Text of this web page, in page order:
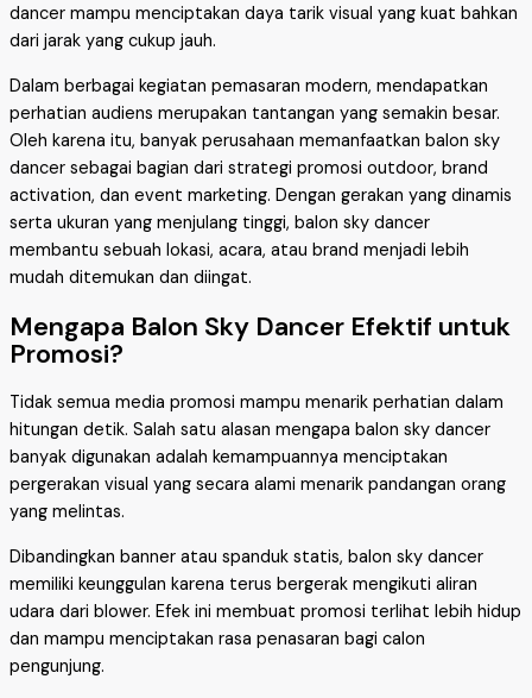
dancer mampu menciptakan daya tarik visual yang kuat bahkan
dari jarak yang cukup jauh.
Dalam berbagai kegiatan pemasaran modern, mendapatkan
perhatian audiens merupakan tantangan yang semakin besar.
Oleh karena itu, banyak perusahaan memanfaatkan balon sky
dancer sebagai bagian dari strategi promosi outdoor, brand
activation, dan event marketing. Dengan gerakan yang dinamis
serta ukuran yang menjulang tinggi, balon sky dancer
membantu sebuah lokasi, acara, atau brand menjadi lebih
mudah ditemukan dan diingat.
Mengapa Balon Sky Dancer Efektif untuk
Promosi?
Tidak semua media promosi mampu menarik perhatian dalam
hitungan detik. Salah satu alasan mengapa balon sky dancer
banyak digunakan adalah kemampuannya menciptakan
pergerakan visual yang secara alami menarik pandangan orang
yang melintas.
Dibandingkan banner atau spanduk statis, balon sky dancer
memiliki keunggulan karena terus bergerak mengikuti aliran
udara dari blower. Efek ini membuat promosi terlihat lebih hidup
dan mampu menciptakan rasa penasaran bagi calon
pengunjung.